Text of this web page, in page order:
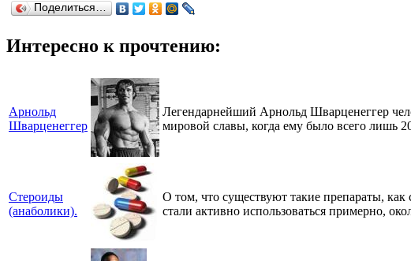
Поделиться…
Интересно к прочтению:
Арнольд
Шварценеггер
Легендарнейший Арнольд Шварценеггер
мировой славы, когда ему было всего лишь
Стероиды
(анаболики).
О том, что существуют такие препараты,
стали активно использоваться примерно,